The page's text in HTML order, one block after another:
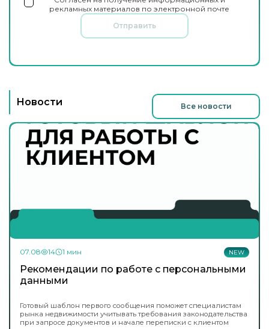
рекламных материалов по электронной почте
Отправить
Новости Все новости
NEW
07.08 14 1 мин
Рекомендации по работе с персональными
данными
Готовый шаблон первого сообщения поможет специалистам
рынка недвижимости учитывать требования законодательства
при запросе документов и начале переписки с клиентом